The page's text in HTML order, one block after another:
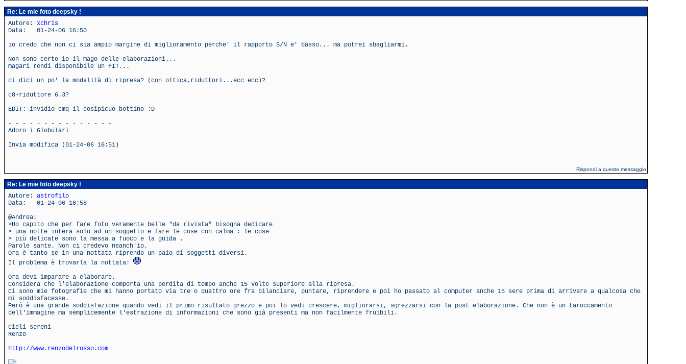
Re: Le mie foto deepsky !
Autore: xchris
Data: 01-24-06 16:50
io credo che non ci sia ampio margine di miglioramento perche' il rapporto S/N e' basso... ma potrei sbagliarmi.
Non sono certo io il mago delle elaborazioni...
magari rendi disponibile un FIT...
ci dici un po' la modalità di ripresa? (con ottica,riduttori...ecc ecc)?
c8+riduttore 6.3?
EDIT: invidio cmq il cosipicuo bottino :D
- - - - - - - - - - - - - - -
Adoro i Globulari
Invia modifica (01-24-06 16:51)
Rispondi a questo messaggio
Re: Le mie foto deepsky !
Autore: astrofilo
Data: 01-24-06 16:58
@Andrea:
>Ho capito che per fare foto veramente belle "da rivista" bisogna dedicare
> una notte intera solo ad un soggetto e fare le cose con calma : le cose
> più delicate sono la messa a fuoco e la guida .
Parole sante. Non ci credevo neanch'io.
Ora è tanto se in una nottata riprendo un paio di soggetti diversi.
Il problema è trovarla la nottata:
Ora devi imparare a elaborare.
Considera che l'elaborazione comporta una perdita di tempo anche 15 volte superiore alla ripresa.
Ci sono mie fotografie che mi hanno portato via tre o quattro ore fra bilanciare, puntare, riprendere e poi ho passato al computer anche 15 sere prima di arrivare a qualcosa che
mi soddisfacesse.
Però è una grande soddisfazione quando vedi il primo risultato grezzo e poi lo vedi crescere, migliorarsi, sgrezzarsi con la post elaborazione. Che non è un taroccamento
dell'immagine ma semplicemente l'estrazione di informazioni che sono già presenti ma non facilmente fruibili.
Cieli sereni
Renzo
http://www.renzodelrosso.com